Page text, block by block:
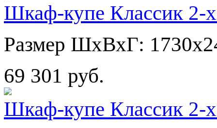
Шкаф-купе Классик 2-
Размер ШхВхГ:
69 301 руб.
Шкаф-купе Классик 2-